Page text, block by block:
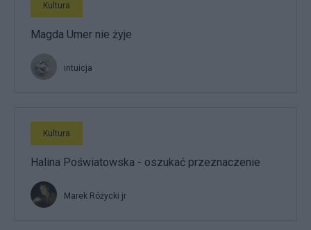
Kultura
Magda Umer nie żyje
intuicja
Kultura
Halina Poświatowska - oszukać przeznaczenie
Marek Różycki jr